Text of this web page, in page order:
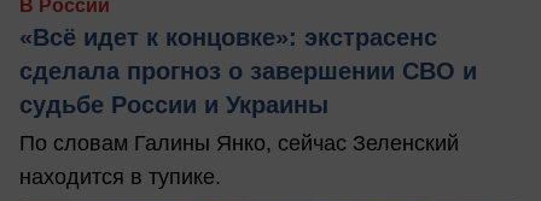
В России
«Всё идет к концовке»: экстрасенс
сделала прогноз о завершении СВО и
судьбе России и Украины
По словам Галины Янко, сейчас Зеленский
находится в тупике.